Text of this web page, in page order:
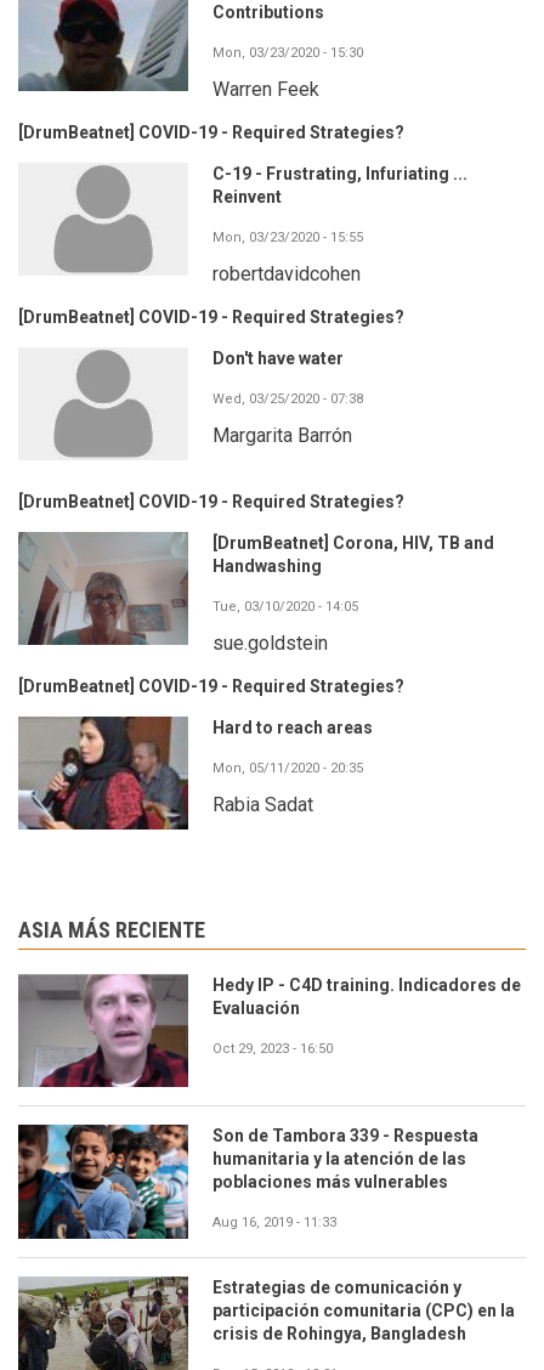
Contributions
Mon, 03/23/2020 - 15:30
Warren Feek
[DrumBeatnet] COVID-19 - Required Strategies?
C-19 - Frustrating, Infuriating ...
Reinvent
Mon, 03/23/2020 - 15:55
robertdavidcohen
[DrumBeatnet] COVID-19 - Required Strategies?
Don't have water
Wed, 03/25/2020 - 07:38
Margarita Barrón
[DrumBeatnet] COVID-19 - Required Strategies?
[DrumBeatnet] Corona, HIV, TB and
Handwashing
Tue, 03/10/2020 - 14:05
sue.goldstein
[DrumBeatnet] COVID-19 - Required Strategies?
Hard to reach areas
Mon, 05/11/2020 - 20:35
Rabia Sadat
ASIA MÁS RECIENTE
Hedy IP - C4D training. Indicadores de
Evaluación
Oct 29, 2023 - 16:50
Son de Tambora 339 - Respuesta
humanitaria y la atención de las
poblaciones más vulnerables
Aug 16, 2019 - 11:33
Estrategias de comunicación y
participación comunitaria (CPC) en la
crisis de Rohingya, Bangladesh